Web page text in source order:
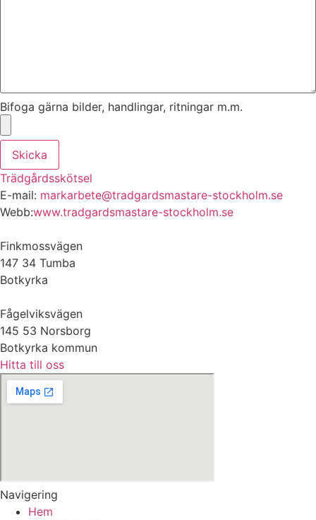
Bifoga gärna bilder, handlingar, ritningar m.m.
Skicka
Trädgårdsskötsel
E-mail: markarbete@tradgardsmastare-stockholm.se
Webb:www.tradgardsmastare-stockholm.se
Finkmossvägen
147 34 Tumba
Botkyrka
Fågelviksvägen
145 53 Norsborg
Botkyrka kommun
Hitta till oss
Navigering
Hem